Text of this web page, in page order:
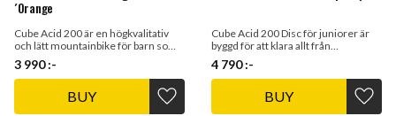
´Orange
Cube Acid 200 är en högkvalitativ
och lätt mountainbike för barn som
kombinerar hållbarhet och
prestanda.
3 990:-
Add to favorites
BUY
Cube Acid 200 Disc för juniorer är
byggd för att klara allt från
skogsstigar till dagliga turer till
skolan med en lätt och tålig
konstruktion.
4 790:-
Add
BUY